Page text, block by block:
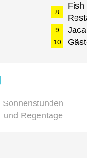
8
Fish
9
10
Sonnenstunden
und Regentage